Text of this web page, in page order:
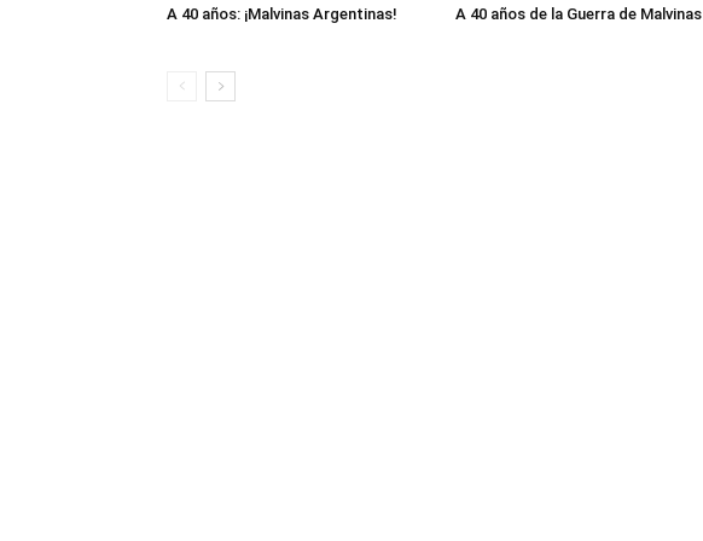
A 40 años: ¡Malvinas Argentinas! A 40 años de la Guerra de Malvinas